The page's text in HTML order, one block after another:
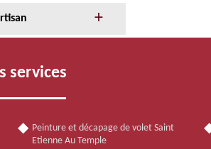
services
Peinture et décapage de volet Saint
Etienne Au Temple